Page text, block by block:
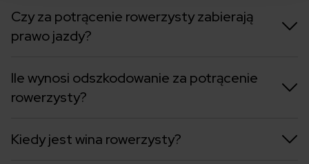
Czy za potrącenie rowerzysty zabierają
prawo jazdy?
Ile wynosi odszkodowanie za potrącenie
rowerzysty?
Kiedy jest wina rowerzysty?